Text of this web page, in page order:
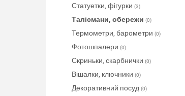
Статуетки, фігурки (3)
Талісмани, обережи (0)
Термометри, барометри (0)
Фотошпалери (0)
Скриньки, скарбнички (0)
Вішалки, ключники (0)
Декоративний посуд (0)